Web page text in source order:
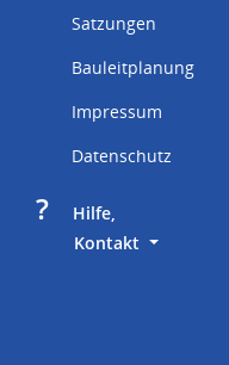
Satzungen
Bauleitplanung
Impressum
Datenschutz
?
     Hilfe,
Kontakt